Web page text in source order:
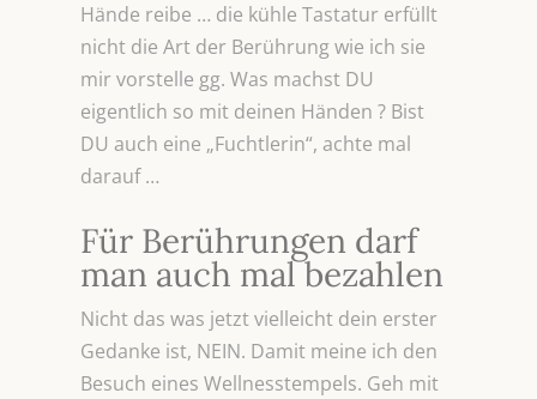
Hände reibe … die kühle Tastatur erfüllt
nicht die Art der Berührung wie ich sie
mir vorstelle gg. Was machst DU
eigentlich so mit deinen Händen ? Bist
DU auch eine „Fuchtlerin“, achte mal
darauf …
Für Berührungen darf
man auch mal bezahlen
Nicht das was jetzt vielleicht dein erster
Gedanke ist, NEIN. Damit meine ich den
Besuch eines Wellnesstempels. Geh mit